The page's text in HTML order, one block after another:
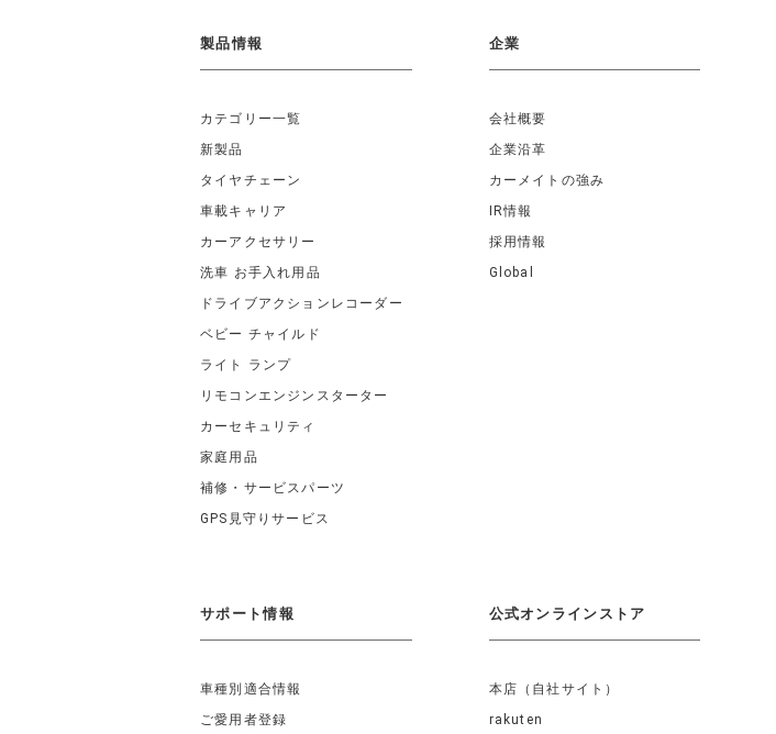
製品情報
カテゴリー一覧
新製品
タイヤチェーン
車載キャリア
カーアクセサリー
洗車 お手入れ用品
ドライブアクションレコーダー
ベビー チャイルド
ライト ランプ
リモコンエンジンスターター
カーセキュリティ
家庭用品
補修・サービスパーツ
GPS見守りサービス
企業
会社概要
企業沿革
カーメイトの強み
IR情報
採用情報
Global
サポート情報
車種別適合情報
ご愛用者登録
公式オンラインストア
本店（自社サイト）
rakuten